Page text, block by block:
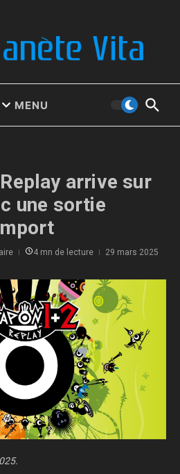
MENU
arrive sur
une sortie
4 mn de lecture 29 mars 2025